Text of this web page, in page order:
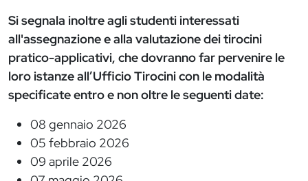
Si segnala inoltre agli studenti interessati
all'assegnazione e alla valutazione dei tirocini
pratico-applicativi, che dovranno far pervenire le
loro istanze all’Ufficio Tirocini con le modalità
specificate entro e non oltre le seguenti date:
08 gennaio 2026
05 febbraio 2026
09 aprile 2026